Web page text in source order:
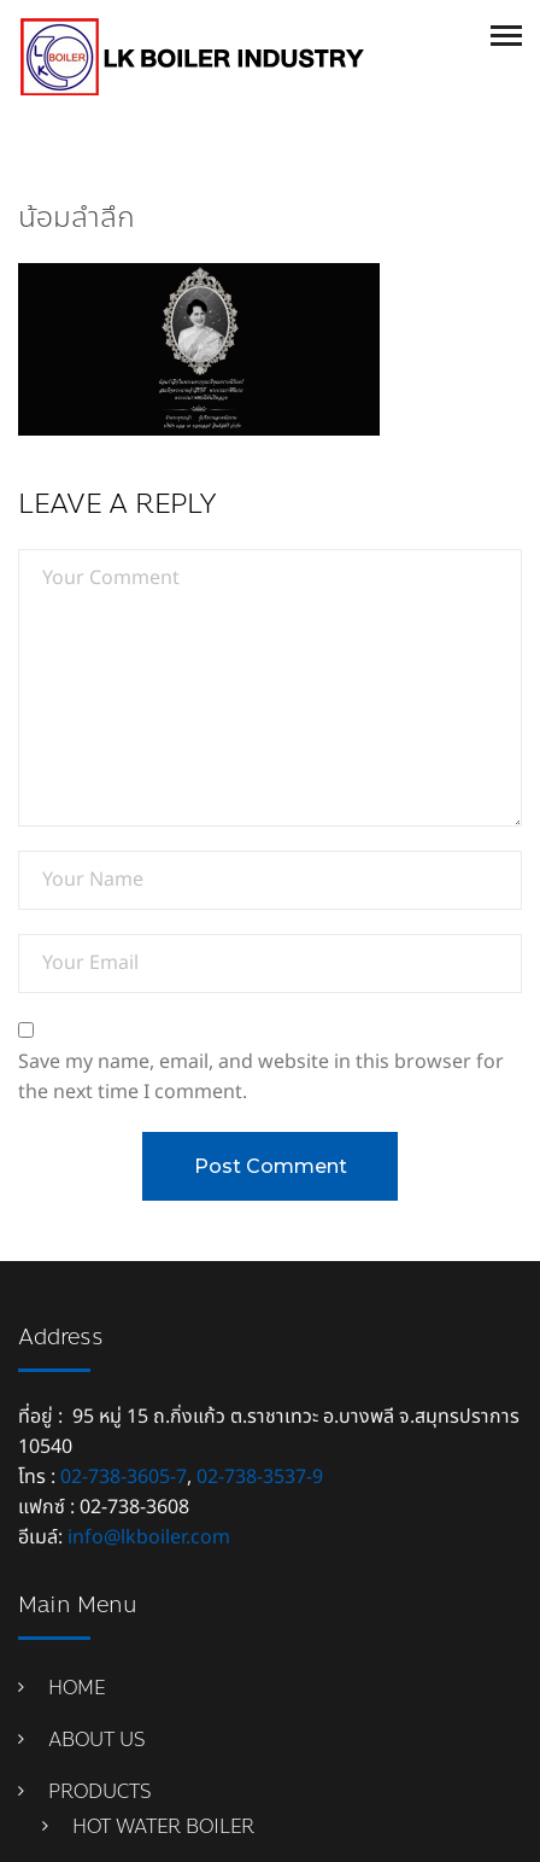
น้อมลำลึก
LEAVE A REPLY
Save my name, email, and website in this browser for
the next time I comment.
Address
ที่อยู่ : 95 หมู่ 15 ถ.กิ่งแก้ว ต.ราชาเทวะ อ.บางพลี จ.สมุทรปราการ
10540
โทร : 02-738-3605-7, 02-738-3537-9
แฟกซ์ : 02-738-3608
อีเมล์: info@lkboiler.com
Main Menu
HOME
ABOUT US
PRODUCTS
HOT WATER BOILER